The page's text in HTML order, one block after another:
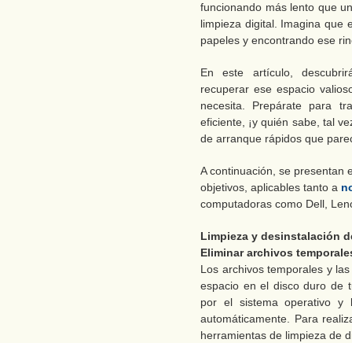
funcionando más lento que
limpieza digital. Imagina que
papeles y encontrando ese
En este artículo,
recuperar ese espacio
necesita. Prepárate para
eficiente, ¡y quién sabe, tal
de arranque rápidos que
A continuación, se presentan
objetivos, aplicables tanto a
computadoras como Dell,
Limpieza y desinstalación
Eliminar archivos
Los archivos temporales y
espacio en el disco duro de
por el sistema operativo y
automáticamente. Para
herramientas de limpieza de